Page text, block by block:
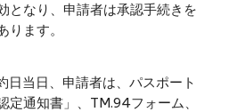
となり、申請者は承認手続きを
ります。
日当日、申請者は、パスポート
定通知書」、TM.94フォーム、